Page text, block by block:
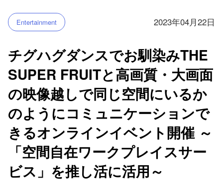
Entertainment 2023年04月22日
チグハグダンスでお馴染みTHE
SUPER FRUITと高画質・大画面
の映像越しで同じ空間にいるか
のようにコミュニケーションで
きるオンラインイベント開催 ～
「空間自在ワークプレイスサー
ビス」を推し活に活用～